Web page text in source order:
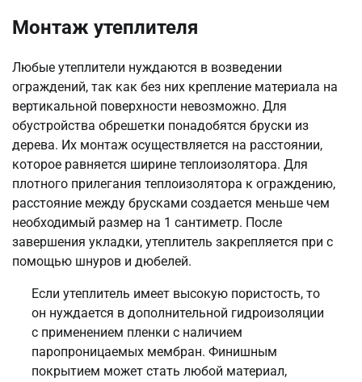
Монтаж утеплителя
Любые утеплители нуждаются в возведении
ограждений, так как без них крепление материала на
вертикальной поверхности невозможно. Для
обустройства обрешетки понадобятся бруски из
дерева. Их монтаж осуществляется на расстоянии,
которое равняется ширине теплоизолятора. Для
плотного прилегания теплоизолятора к ограждению,
расстояние между брусками создается меньше чем
необходимый размер на 1 сантиметр. После
завершения укладки, утеплитель закрепляется при с
помощью шнуров и дюбелей.
Если утеплитель имеет высокую пористость, то
он нуждается в дополнительной гидроизоляции
с применением пленки с наличием
паропроницаемых мембран. Финишным
покрытием может стать любой материал,